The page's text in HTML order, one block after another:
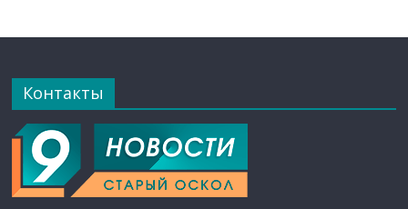
Контакты